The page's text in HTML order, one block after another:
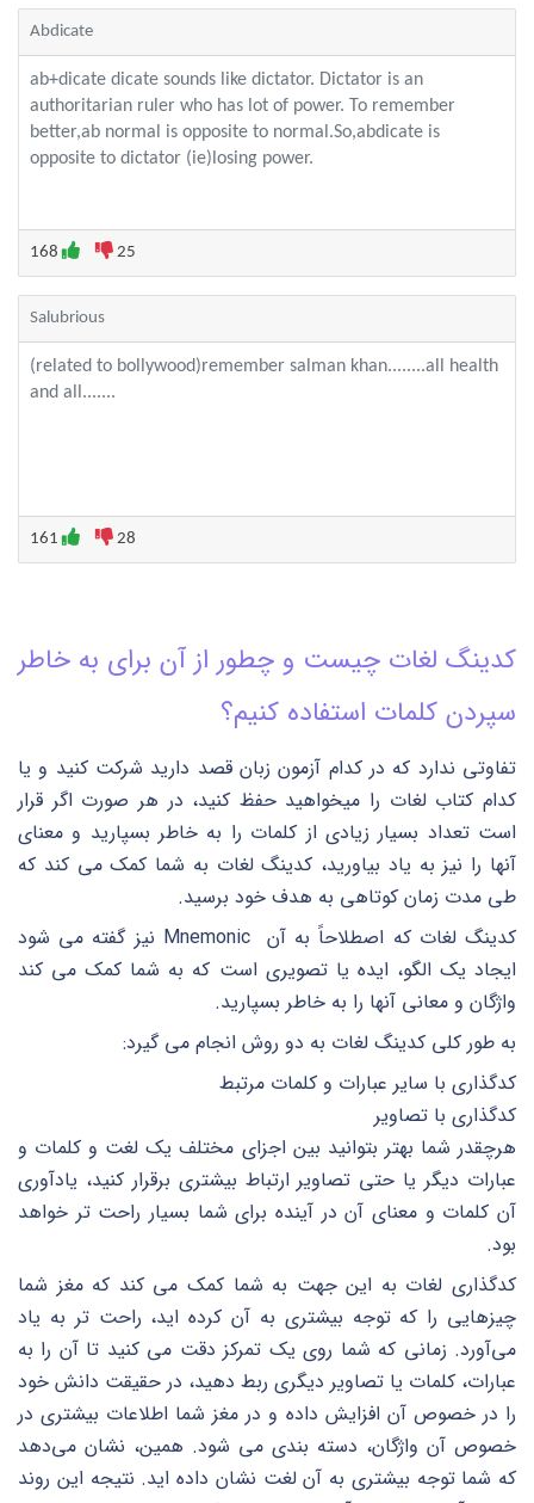
Abdicate
ab+dicate dicate sounds like dictator. Dictator is an
authoritarian ruler who has lot of power. To remember
better,ab normal is opposite to normal.So,abdicate is
opposite to dictator (ie)losing power.
168 25
Salubrious
(related to bollywood)remember salman khan........all health
and all.......
161 28
کدینگ لغات چیست و چطور از آن برای به خاطر
سپردن کلمات استفاده کنیم؟
تفاوتی ندارد که در کدام آزمون زبان قصد دارید شرکت کنید و یا
کدام کتاب لغات را میخواهید حفظ کنید، در هر صورت اگر قرار
است تعداد بسیار زیادی از کلمات را به خاطر بسپارید و معنای
آنها را نیز به یاد بیاورید، کدینگ لغات به شما کمک می کند که
طی مدت زمان کوتاهی به هدف خود برسید.
کدینگ لغات که اصطلاحاً به آن Mnemonic نیز گفته می شود
ایجاد یک الگو، ایده یا تصویری است که به شما کمک می کند
واژگان و معانی آنها را به خاطر بسپارید.
به طور کلی کدینگ لغات به دو روش انجام می گیرد:
کدگذاری با سایر عبارات و کلمات مرتبط
کدگذاری با تصاویر
هرچقدر شما بهتر بتوانید بین اجزای مختلف یک لغت و کلمات و
عبارات دیگر یا حتی تصاویر ارتباط بیشتری برقرار کنید، یادآوری
آن کلمات و معنای آن در آینده برای شما بسیار راحت تر خواهد
بود.
کدگذاری لغات به این جهت به شما کمک می کند که مغز شما
چیزهایی را که توجه بیشتری به آن کرده اید، راحت تر به یاد
می‌آورد. زمانی که شما روی یک تمرکز دقت می کنید تا آن را به
عبارات، کلمات یا تصاویر دیگری ربط دهید، در حقیقت دانش خود
را در خصوص آن افزایش داده و در مغز شما اطلاعات بیشتری در
خصوص آن واژگان، دسته بندی می شود. همین، نشان می‌دهد
که شما توجه بیشتری به آن لغت نشان داده اید. نتیجه این روند